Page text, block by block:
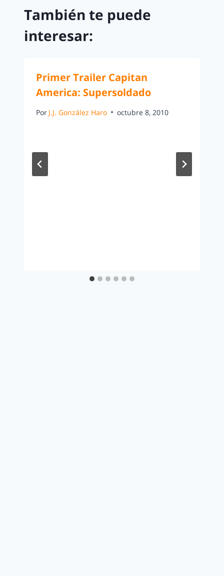
También te puede
interesar:
Primer Trailer Capitan
America: Supersoldado
Por J.J. González Haro octubre 8, 2010